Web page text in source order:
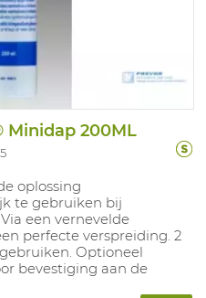
200ML
oplossing
te gebruiken bij
een vernevelde
perfecte verspreiding. 2
Optioneel
bevestiging aan de